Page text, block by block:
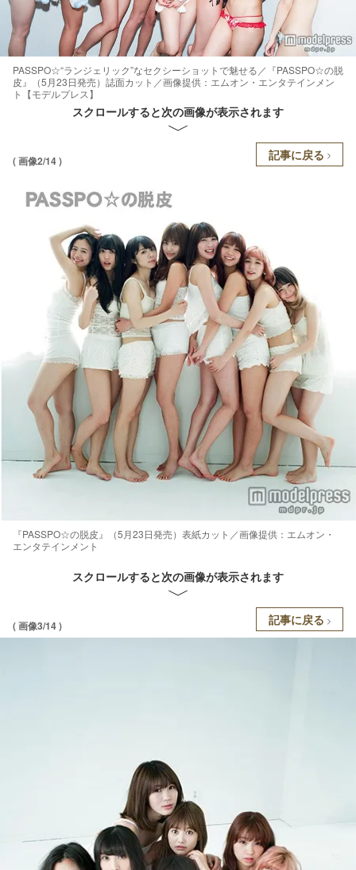
PASSPO☆“ランジェリック”なセクシーショットで魅せる／『PASSPO☆の脱
皮』（5月23日発売）誌面カット／画像提供：エムオン・エンタテインメン
ト【モデルプレス】
スクロールすると次の画像が表示されます
( 画像2/14 ) 記事に戻る
『PASSPO☆の脱皮』（5月23日発売）表紙カット／画像提供：エムオン・
エンタテインメント
スクロールすると次の画像が表示されます
( 画像3/14 ) 記事に戻る